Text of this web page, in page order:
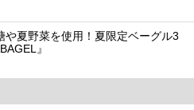
や夏野菜を使用！夏限定ベーグル3
』